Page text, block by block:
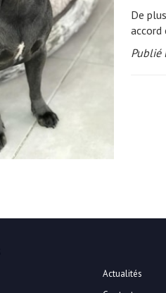
De
Publié
Actualités